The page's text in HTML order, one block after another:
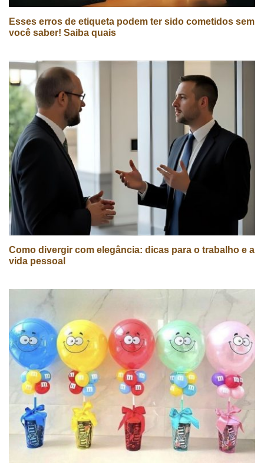
Esses erros de etiqueta podem ter sido cometidos sem
você saber! Saiba quais
Como divergir com elegância: dicas para o trabalho e a
vida pessoal